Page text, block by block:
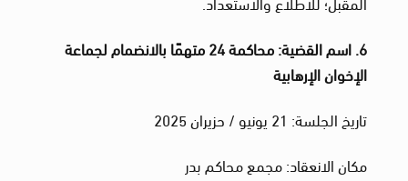
6. اسم القضية: محاكمة 24 متهمًا بالانضمام لجماعة
الإخوان الإرهابية
تاريخ الجلسة: 21 يونيو / حزيران 2025
مكان الانعقاد: مجمع محاكم بدر